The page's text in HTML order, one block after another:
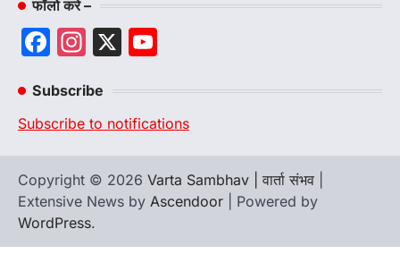
फॉलो करे –
Facebook
Instagram
X
Subscribe
Subscribe to notifications
Copyright © 2026 Varta Sambhav | वार्ता संभव
Extensive News by Ascendoor | Powered by
WordPress.